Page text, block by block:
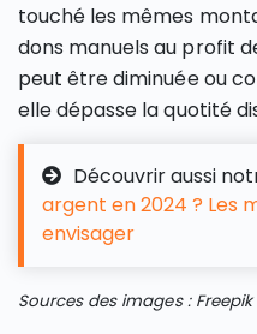
touché les mêmes
dons manuels au profit
peut être diminuée ou
elle dépasse la quotité
Découvrir aussi
argent en 2024 ? Les
envisager
Sources des images : Freepik